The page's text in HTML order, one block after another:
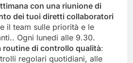
con una riunione di
dei tuoi diretti collaboratori
il team sulle priorità e le
Ogni lunedi alle 9.30.
routine di controllo qualità:
regolari quotidiani, alle